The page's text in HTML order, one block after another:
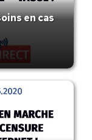
en cas